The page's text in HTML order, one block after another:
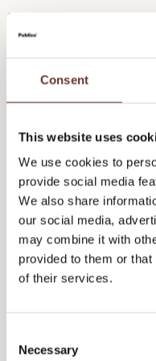
Consent
This website uses
We use cookies to
provide social media
We also share
our social media,
may combine it with
provided to them or
of their services.
Necessary
skrive (i hvert fald
Analyse & effektmåling AI
30 maj 2024
laver du dine egne AI-